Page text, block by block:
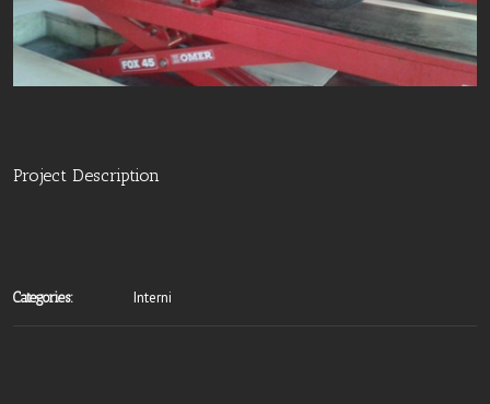
Project Description
Categories: Interni